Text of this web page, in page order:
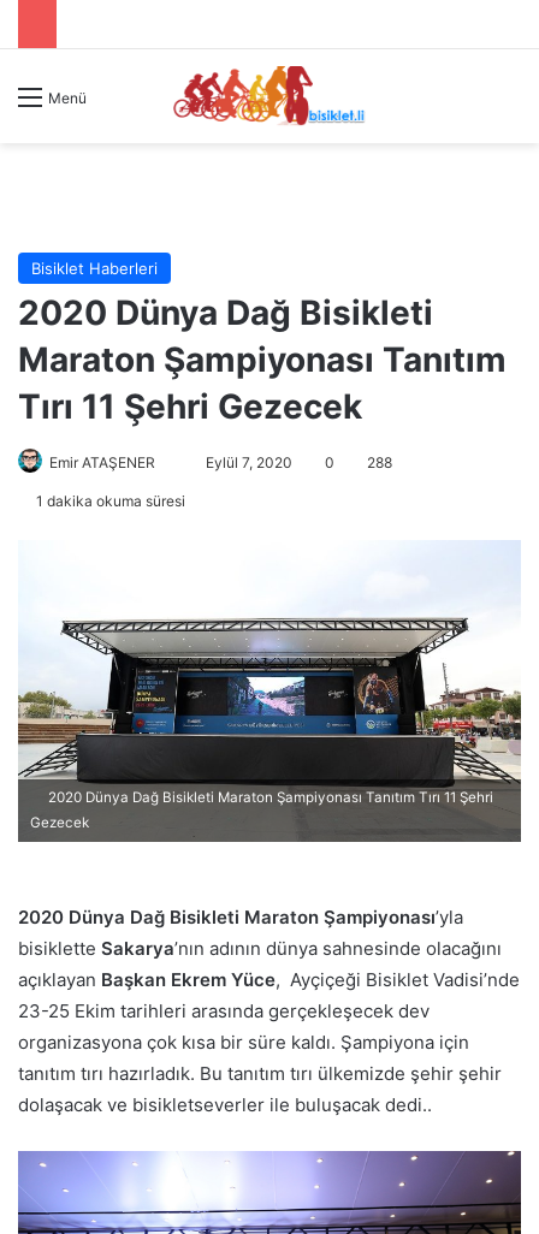
Menü
Bisiklet Haberleri
2020 Dünya Dağ Bisikleti
Maraton Şampiyonası Tanıtım
Tırı 11 Şehri Gezecek
Emir ATAŞENER
o
s
t
a
ö
n
m
e
k
Eylül 7, 2020 0 288
1 dakika okuma süresi
2020 Dünya Dağ Bisikleti Maraton Şampiyonası Tanıtım Tırı 11 Şehri
Gezecek
2020 Dünya Dağ Bisikleti Maraton Şampiyonası’yla
bisiklette Sakarya’nın adının dünya sahnesinde olacağını
açıklayan Başkan Ekrem Yüce, Ayçiçeği Bisiklet Vadisi’nde
23-25 Ekim tarihleri arasında gerçekleşecek dev
organizasyona çok kısa bir süre kaldı. Şampiyona için
tanıtım tırı hazırladık. Bu tanıtım tırı ülkemizde şehir şehir
dolaşacak ve bisikletseverler ile buluşacak dedi..